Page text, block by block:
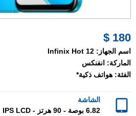
180 $
اسم الجهاز: Infinix Hot 12
الماركة: انفنكس
الفئة: هواتف ذكية*
الشاشة
6.82 بوصة - 90 هرتز - IPS LCD